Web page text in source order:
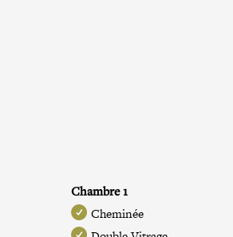
Chambre 1
Cheminée